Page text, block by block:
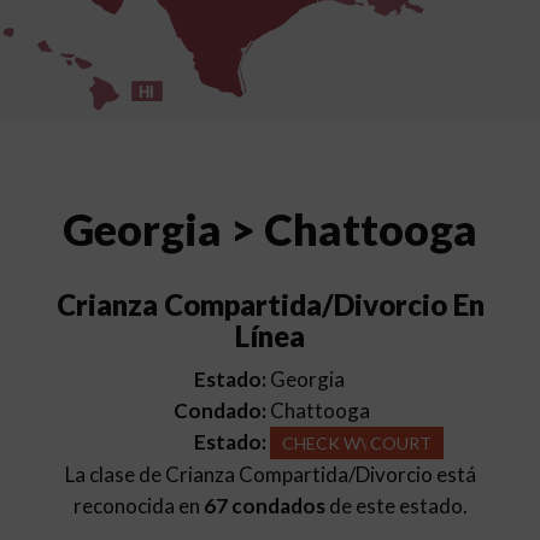
HI
Georgia > Chattooga
Crianza Compartida/Divorcio En
Línea
Estado: Georgia
Condado: Chattooga
Estado:
CHECK W\ COURT
La clase de Crianza Compartida/Divorcio está
reconocida en 67 condadosde este estado.